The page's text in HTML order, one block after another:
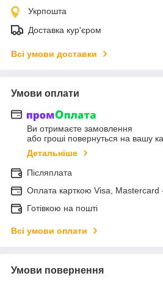
Укрпошта
Доставка кур'єром
Всі умови доставки
Умови оплати
Ви отримаєте замовлення
або гроші повернуться на вашу
Детальніше
Післяплата
Оплата карткою Visa, Mastercard
Готівкою на пошті
Всі умови оплати
Умови повернення